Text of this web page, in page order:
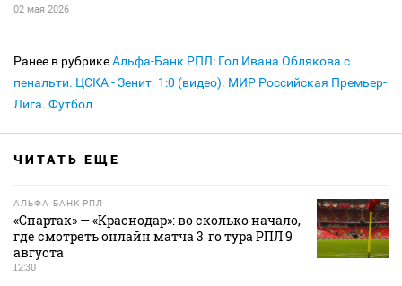
02 мая 2026
Ранее в рубрикеАльфа-Банк РПЛ: Гол Ивана Облякова с
пенальти. ЦСКА - Зенит. 1:0 (видео). МИР Российская Премьер-
Лига. Футбол
ЧИТАТЬ ЕЩЕ
АЛЬФА-БАНК РПЛ
«Спартак» — «Краснодар»: во сколько начало,
где смотреть онлайн матча 3‑го тура РПЛ 9
августа
12:30